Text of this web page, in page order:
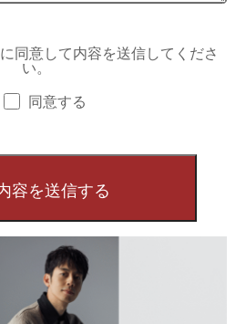
に同意して内容を送信してくださ
い。
同意する